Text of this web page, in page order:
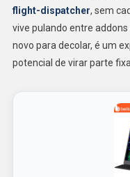
flight-dispatcher, sem
vive pulando entre
novo para decolar, é um
potencial de virar parte